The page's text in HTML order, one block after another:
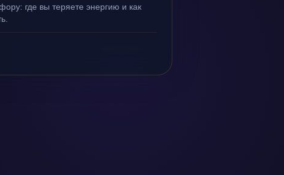
где вы теряете энергию и как